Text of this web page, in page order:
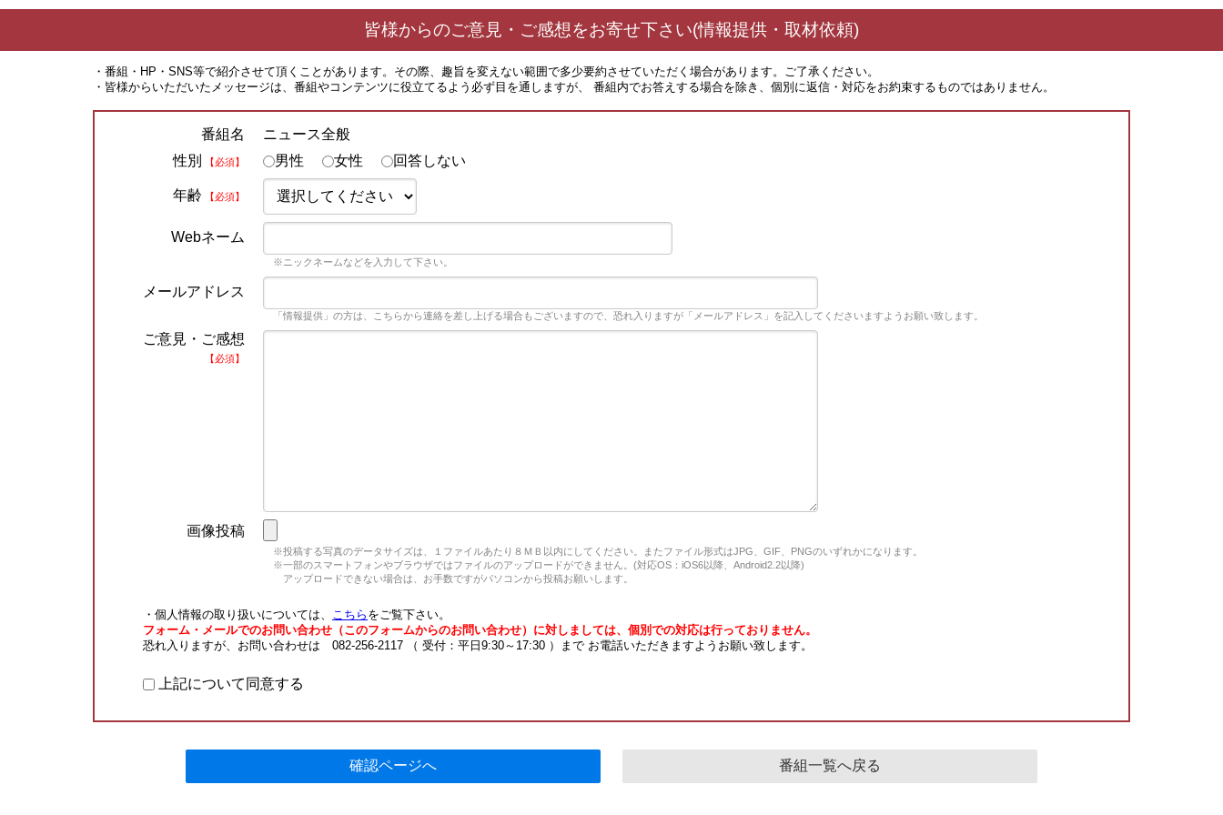
皆様からのご意見・ご感想をお寄せ下さい(情報提供・取材依頼)
・番組・HP・SNS等で紹介させて頂くことがあります。その際、趣旨を変えない範囲で多少要約させていただく場合があります。ご了承ください。
・皆様からいただいたメッセージは、番組やコンテンツに役立てるよう必ず目を通しますが、 番組内でお答えする場合を除き、個別に返信・対応をお約束するものではありません。
番組名
ニュース全般
性別
【必須】 男性 女性 回答しない
年齢 【必須】
Webネーム
※ニックネームなどを入力して下さい。
メールアドレス
「情報提供」の方は、こちらから連絡を差し上げる場合もございますので、恐れ入りますが「メールアドレス」を記入してくださいますようお願い致します。
ご意見・ご感想
【必須】
画像投稿
※投稿する写真のデータサイズは、１ファイルあたり８ＭＢ以内にしてください。またファイル形式はJPG、GIF、PNGのいずれかになります。
※一部のスマートフォンやブラウザではファイルのアップロードができません。(対応OS：iOS6以降、Android2.2以降)
アップロードできない場合は、お手数ですがパソコンから投稿お願いします。
・個人情報の取り扱いについては、 こちら をご覧下さい。
フォーム・メールでのお問い合わせ（このフォームからのお問い合わせ）に対しましては、個別での対応は行っておりません。
恐れ入りますが、お問い合わせは 082-256-2117 （ 受付：平日9:30～17:30 ）まで お電話いただきますようお願い致します。
上記について同意する
確認ページへ 番組一覧へ戻る